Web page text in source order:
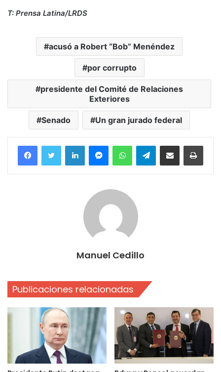
T: Prensa Latina/LRDS
acusó a Robert “Bob” Menéndez
por corrupto
presidente del Comité de Relaciones
Exteriores
Senado Un gran jurado federal
FacebookTwitter LinkedInMessengerWhatsAppTelegramCompartir por correo electrónico
Manuel Cedillo
Publicaciones relacionadas